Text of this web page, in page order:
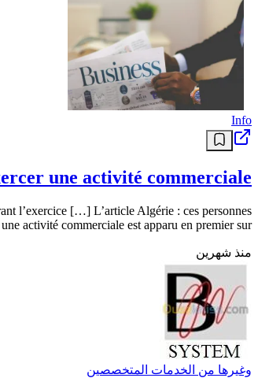
Info
une activité commerciale
l’exercice […] L’article Algérie : ces personnes
activité commerciale est apparu en premier sur .
منذ شهرين
وغيرها من الخدمات المتخصصين